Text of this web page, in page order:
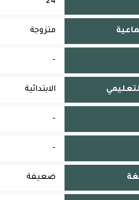
متزوجة
-
الابتدائية
-
-
ضعيفة